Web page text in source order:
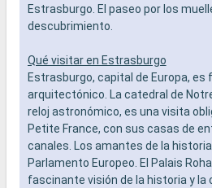
Estrasburgo. El paseo por los
descubrimiento.
Qué visitar en Estrasburgo
Estrasburgo, capital de Europa,
arquitectónico. La catedral de
reloj astronómico, es una visita
Petite France, con sus casas de
canales. Los amantes de la
Parlamento Europeo. El Palais
fascinante visión de la historia y